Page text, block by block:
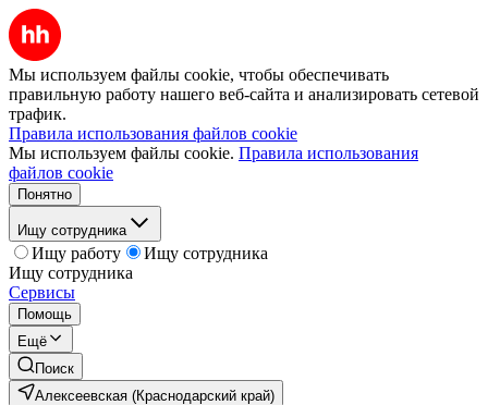
Мы используем файлы cookie, чтобы обеспечивать
правильную работу нашего веб-сайта и анализировать сетевой
трафик.
Правила использования файлов cookie
Мы используем файлы cookie. Правила использования
файлов cookie
Понятно
Ищу сотрудника
Ищу работу
Ищу сотрудника
Ищу сотрудника
Сервисы
Помощь
Ещё
Поиск
Алексеевская (Краснодарский край)